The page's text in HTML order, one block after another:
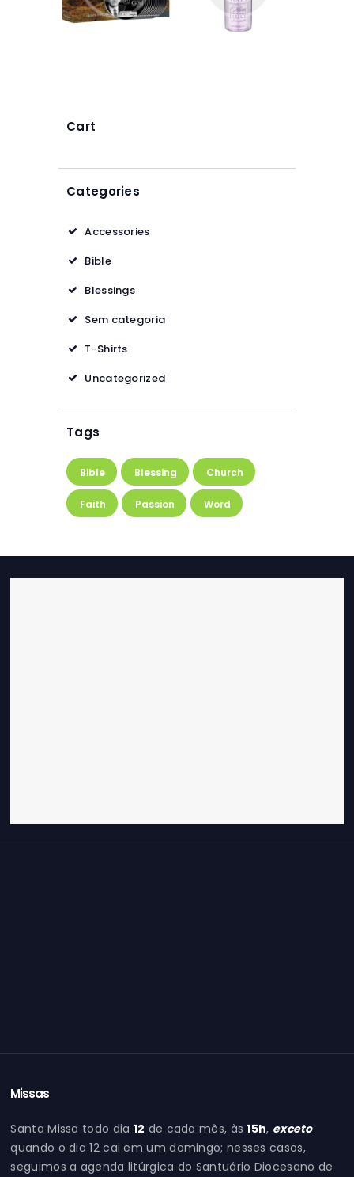
$3599 $3950 50 $
Cart
Categories
Accessories
Bible
Blessings
Sem categoria
T-Shirts
Uncategorized
Tags
Bible Blessing Church
Faith Passion Word
Missas
Santa Missa todo dia 12 de cada mês, às15h, exceto
quando o dia 12 cai em um domingo; nesses casos,
seguimos a agenda litúrgica do Santuário Diocesano de